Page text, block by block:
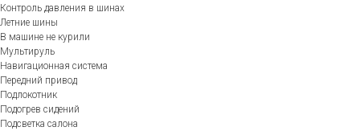
Контроль давления в шинах
Летние шины
В машине не курили
Мультируль
Навигационная система
Передний привод
Подлокотник
Подогрев сидений
Подсветка салона